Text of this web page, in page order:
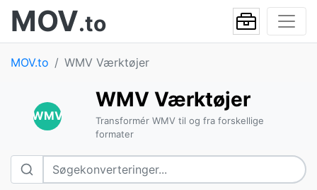
MOV.to
MOV.to WMV Værktøjer
WMV
WMV Værktøjer
Transformér WMV til og fra forskellige
formater